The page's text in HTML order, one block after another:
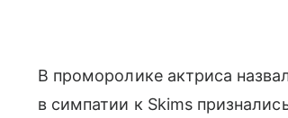
В проморолике актриса
в симпатии к Skims